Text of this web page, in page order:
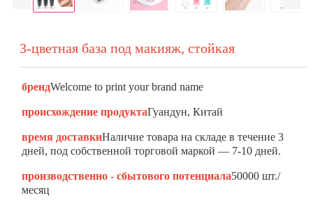
3-цветная база под макияж, стойкая
брендWelcome to print your brand name
происхождение продуктаГуандун, Китай
время доставкиНаличие товара на складе в течение 3
дней, под собственной торговой маркой — 7-10 дней.
производственно - сбытового потенциала50000 шт./
месяц